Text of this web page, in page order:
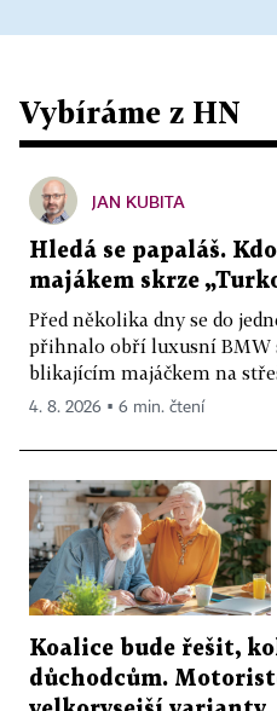
Vybíráme z HN
JAN KUBITA
Hledá se papaláš.
majákem skrze
Před několika dny se do
přihnalo obří luxusní BMW
blikajícím majáčkem na
4. 8. 2026 ▪ 6 min. čtení
Koalice bude řešit,
důchodcům.